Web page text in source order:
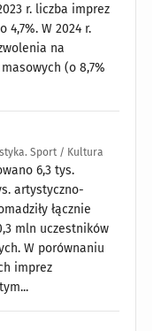
r. liczba imprez
4,7%. W 2024 r.
na
(o 8,7%
Sport / Kultura
6,3 tys.
artystyczno-
łącznie
mln uczestników
W porównaniu
imprez